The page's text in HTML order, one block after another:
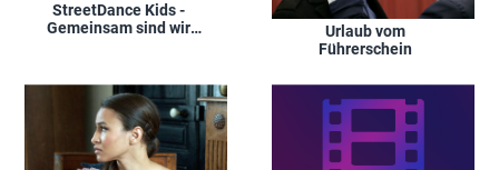
StreetDance Kids -
Gemeinsam sind wir
Urlaub vom
Führerschein